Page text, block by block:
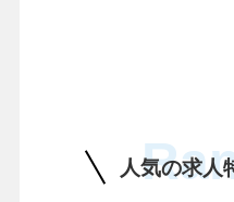
人気の求人